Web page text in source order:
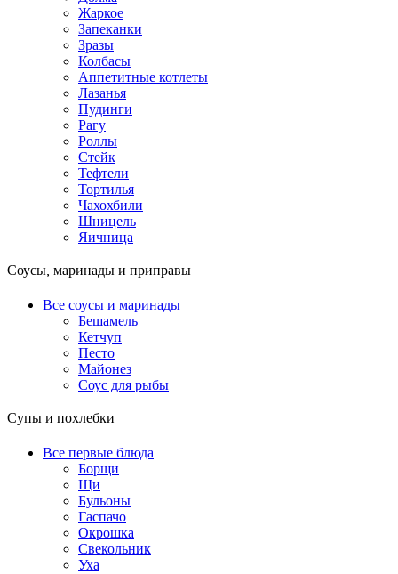
Жаркое
Запеканки
Зразы
Колбасы
Аппетитные котлеты
Лазанья
Пудинги
Рагу
Роллы
Стейк
Тефтели
Тортилья
Чахохбили
Шницель
Яичница
Соусы, маринады и приправы
Все соусы и маринады
Бешамель
Кетчуп
Песто
Майонез
Соус для рыбы
Супы и похлебки
Все первые блюда
Борщи
Щи
Бульоны
Гаспачо
Окрошка
Свекольник
Уха